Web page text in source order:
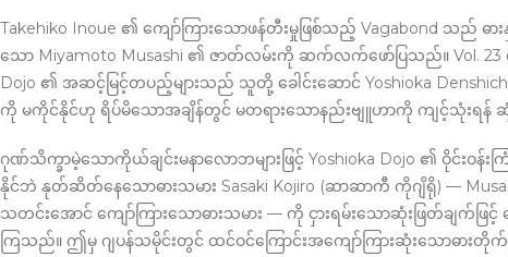
Takehiko Inoue ၏ ကျော်ကြားသောဖန်တီးမှုဖြစ်သည့် Vagabond သည် ဓာ
သော Miyamoto Musashi ၏ ဇာတ်လမ်းကို ဆက်လက်ဖော်ပြသည်။ Vol. 23
Dojo ၏ အဆင့်မြင့်တပည့်များသည် သူတို့ ခေါင်းဆောင် Yoshioka
ကို မကိုင်နိုင်ဟု ရိပ်မိသောအချိန်တွင် မတရားသောနည်းဗျူဟာကို ကျင့်သုံးရန်
ဂုဏ်သိက္ခာမဲ့သောကိုယ်ချင်းမနာလောဘများဖြင့် Yoshioka Dojo ၏ ဝိုင်းဝန်းက
နိုင်ဘဲ နုတ်ဆိတ်နေသောဓားသမား Sasaki Kojiro (ဆာဆာကီ ကိုဂျိရို) —
သတင်းအောင် ကျော်ကြားသောဓားသမား — ကို ငှားရမ်းသောဆုံးဖြတ်ချက်ဖြင့် ဖ
ကြသည်။ ဤမှ ဂျပန်သမိုင်းတွင် ထင်ဝင်ကြောင်းအကျော်ကြားဆုံးသောဓားတိုက်